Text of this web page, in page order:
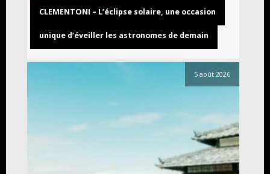
CLEMENTONI – L’éclipse solaire, une occasion
unique d’éveiller les astronomes de demain
5 août 2026